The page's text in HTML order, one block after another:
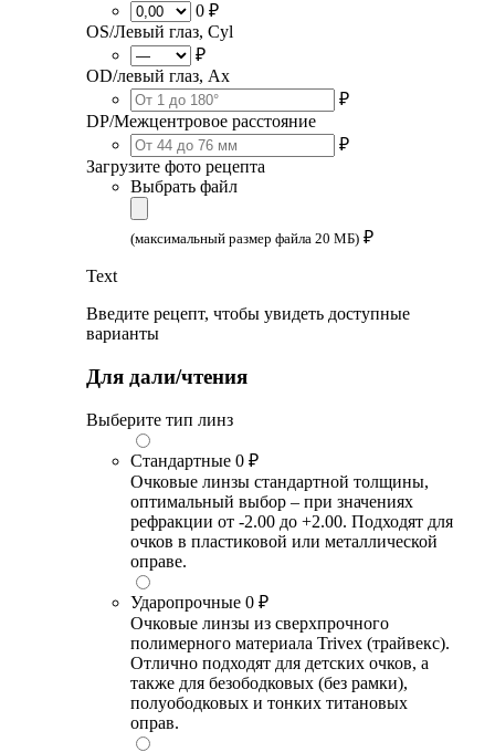
0 ₽
OS/Левый глаз, Cyl
₽
OD/левый глаз, Ax
₽
DP/Межцентровое расстояние
₽
Загрузите фото рецепта
Выбрать файл
(максимальный размер файла 20 МБ) ₽
Text
Введите рецепт, чтобы увидеть доступные
варианты
Для дали/чтения
Выберите тип линз
Стандартные 0 ₽
Очковые линзы стандартной толщины,
оптимальный выбор – при значениях
рефракции от -2.00 до +2.00. Подходят для
очков в пластиковой или металлической
оправе.
Ударопрочные 0 ₽
Очковые линзы из сверхпрочного
полимерного материала Trivex (трайвекс).
Отлично подходят для детских очков, а
также для безободковых (без рамки),
полуободковых и тонких титановых
оправ.